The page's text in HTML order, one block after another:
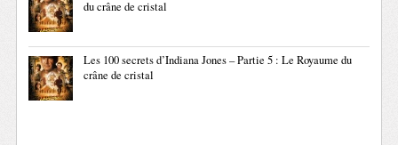
du crâne de cristal
Les 100 secrets d’Indiana Jones – Partie 5 : Le Royaume du
crâne de cristal